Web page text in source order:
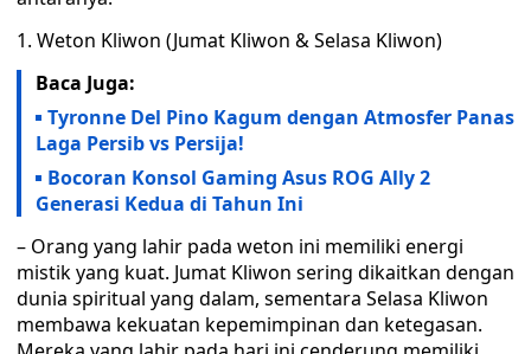
1. Weton Kliwon (Jumat Kliwon & Selasa Kliwon)
Baca Juga:
Tyronne Del Pino Kagum dengan Atmosfer Panas
Laga Persib vs Persija!
Bocoran Konsol Gaming Asus ROG Ally 2
Generasi Kedua di Tahun Ini
– Orang yang lahir pada weton ini memiliki energi
mistik yang kuat. Jumat Kliwon sering dikaitkan dengan
dunia spiritual yang dalam, sementara Selasa Kliwon
membawa kekuatan kepemimpinan dan ketegasan.